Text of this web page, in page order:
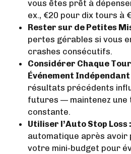
vous êtes prêt à
ex., €20 pour dix tours à
Rester sur de Petites
pertes gérables si vous
crashes consécutifs.
Considérer Chaque
Événement Indépendant
résultats précédents
futures — maintenez une
constante.
Utiliser l’Auto Stop Loss :
automatique après avoir
votre mini‑budget pour